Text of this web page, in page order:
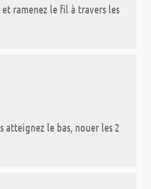
ramenez le fil à travers les
atteignez le bas, nouer les 2